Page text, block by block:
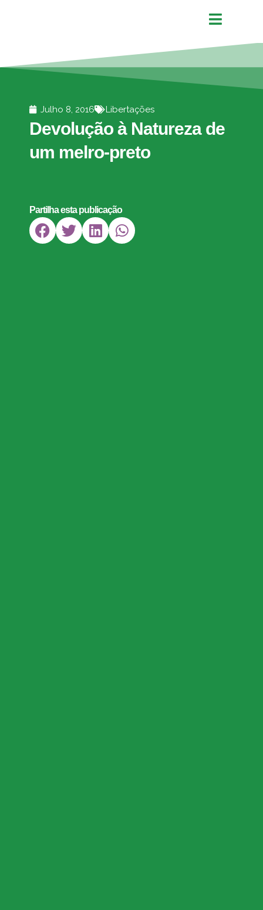
Julho 8, 2016 Libertações
Devolução à Natureza de
um melro-preto
Partilha esta publicação